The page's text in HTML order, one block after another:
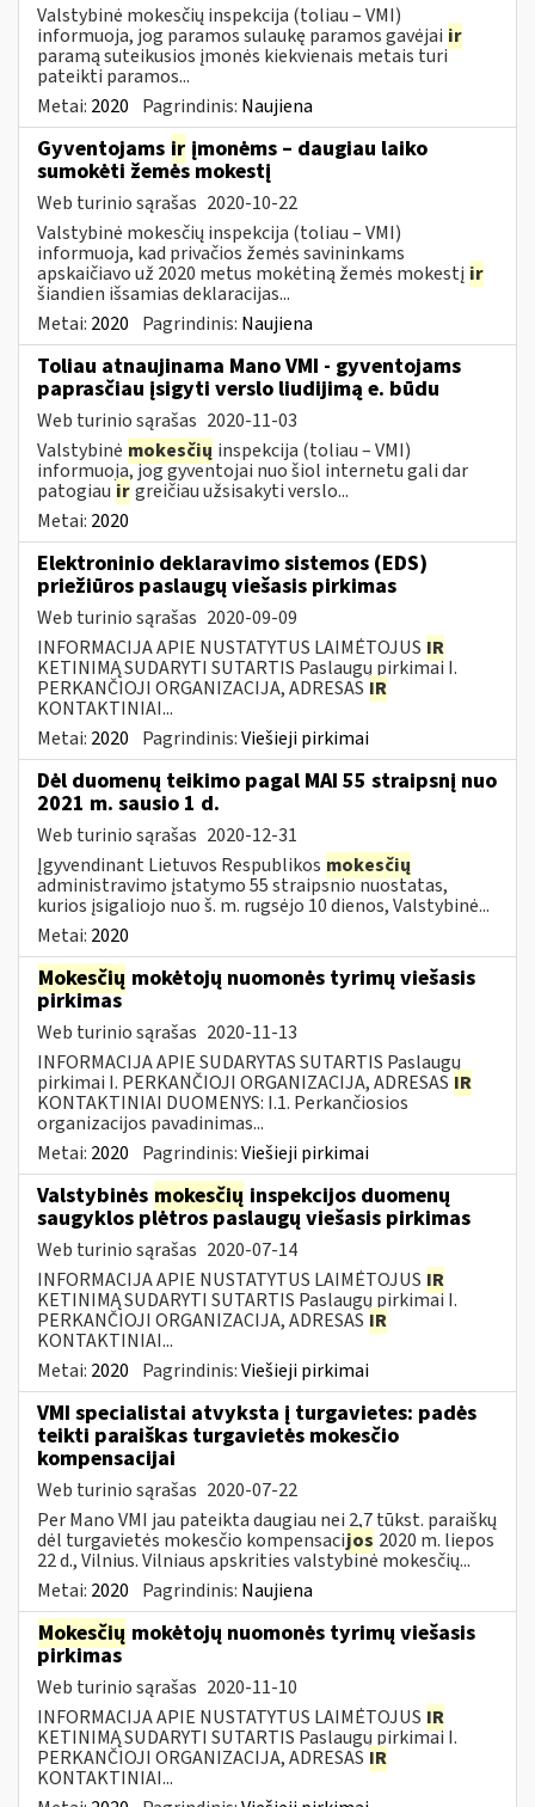
Valstybinė mokesčių inspekcija (toliau – VMI)
informuoja, jog paramos sulaukę paramos gavėjai ir
paramą suteikusios įmonės kiekvienais metais turi
pateikti paramos...
Metai: 2020 Pagrindinis: Naujiena
Gyventojams ir įmonėms – daugiau laiko
sumokėti žemės mokestį
Web turinio sąrašas 2020-10-22
Valstybinė mokesčių inspekcija (toliau – VMI)
informuoja, kad privačios žemės savininkams
apskaičiavo už 2020 metus mokėtiną žemės mokestį ir
šiandien išsamias deklaracijas...
Metai: 2020 Pagrindinis: Naujiena
Toliau atnaujinama Mano VMI - gyventojams
paprasčiau įsigyti verslo liudijimą e. būdu
Web turinio sąrašas 2020-11-03
Valstybinė mokesčių inspekcija (toliau – VMI)
informuoja, jog gyventojai nuo šiol internetu gali dar
patogiau irgreičiau užsisakyti verslo...
Metai: 2020
Elektroninio deklaravimo sistemos (EDS)
priežiūros paslaugų viešasis pirkimas
Web turinio sąrašas 2020-09-09
INFORMACIJA APIE NUSTATYTUS LAIMĖTOJUS IR
KETINIMĄ SUDARYTI SUTARTIS Paslaugų pirkimai I.
PERKANČIOJI ORGANIZACIJA, ADRESAS IR
KONTAKTINIAI...
Metai: 2020 Pagrindinis:Viešieji pirkimai
Dėl duomenų teikimo pagal MAI 55 straipsnį nuo
2021 m. sausio 1 d.
Web turinio sąrašas 2020-12-31
Įgyvendinant Lietuvos Respublikos mokesčių
administravimo įstatymo 55 straipsnio nuostatas,
kurios įsigaliojo nuo š. m. rugsėjo 10 dienos, Valstybinė...
Metai: 2020
Mokesčių mokėtojų nuomonės tyrimų viešasis
pirkimas
Web turinio sąrašas 2020-11-13
INFORMACIJA APIE SUDARYTAS SUTARTIS Paslaugų
pirkimai I. PERKANČIOJI ORGANIZACIJA, ADRESAS IR
KONTAKTINIAI DUOMENYS: I.1. Perkančiosios
organizacijos pavadinimas...
Metai: 2020 Pagrindinis:Viešieji pirkimai
Valstybinės mokesčių inspekcijos duomenų
saugyklos plėtros paslaugų viešasis pirkimas
Web turinio sąrašas 2020-07-14
INFORMACIJA APIE NUSTATYTUS LAIMĖTOJUS IR
KETINIMĄ SUDARYTI SUTARTIS Paslaugų pirkimai I.
PERKANČIOJI ORGANIZACIJA, ADRESAS IR
KONTAKTINIAI...
Metai: 2020 Pagrindinis:Viešieji pirkimai
VMI specialistai atvyksta į turgavietes: padės
teikti paraiškas turgavietės mokesčio
kompensacijai
Web turinio sąrašas 2020-07-22
Per Mano VMI jau pateikta daugiau nei 2,7 tūkst. paraiškų
dėl turgavietės mokesčio kompensacijos 2020 m. liepos
22 d., Vilnius. Vilniaus apskrities valstybinė mokesčių...
Metai: 2020 Pagrindinis: Naujiena
Mokesčių mokėtojų nuomonės tyrimų viešasis
pirkimas
Web turinio sąrašas 2020-11-10
INFORMACIJA APIE NUSTATYTUS LAIMĖTOJUS IR
KETINIMĄ SUDARYTI SUTARTIS Paslaugų pirkimai I.
PERKANČIOJI ORGANIZACIJA, ADRESAS IR
KONTAKTINIAI...